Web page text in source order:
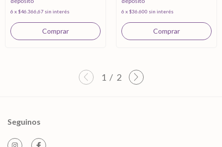
6 x $46.366,67 sin interés 6 x $36.600 sin interés
1 / 2
Seguinos